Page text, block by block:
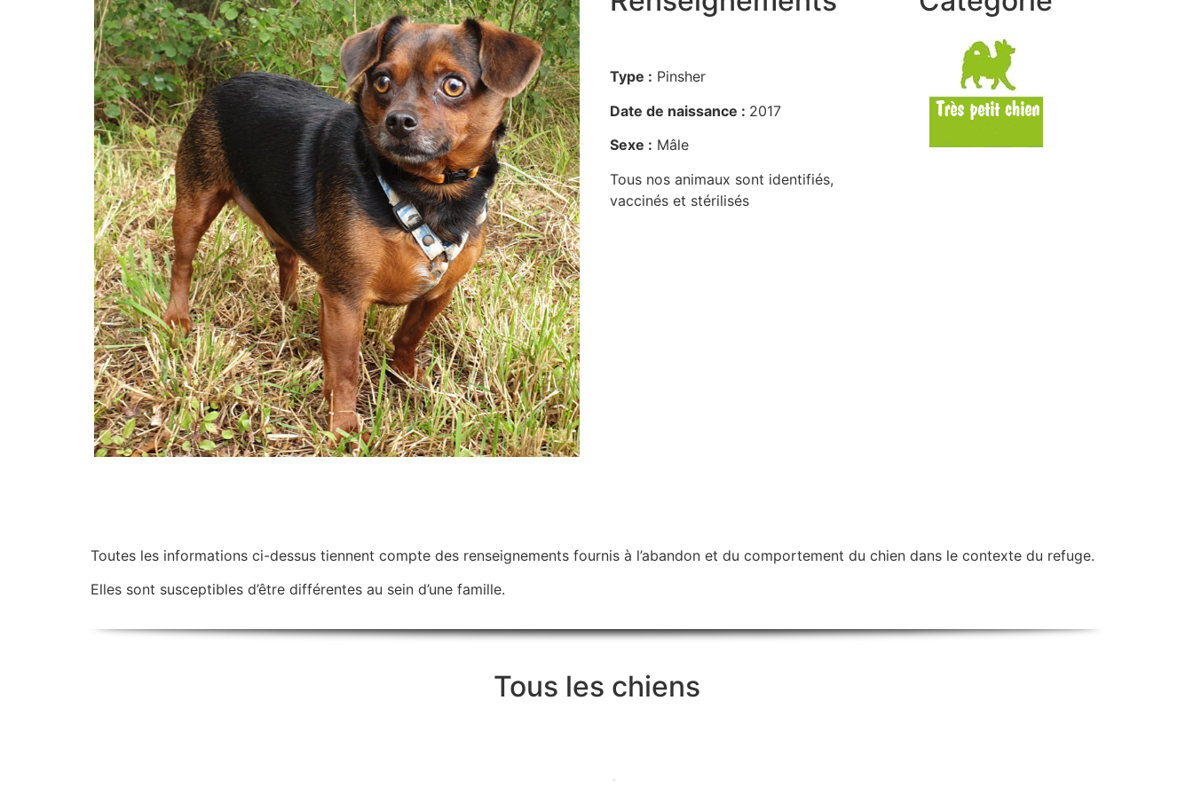
Type : Pinsher
Date de naissance : 2017
Sexe : Mâle
Tous nos animaux sont identifiés,
vaccinés et stérilisés
Toutes les informations ci-dessus tiennent compte des renseignements fournis à l’abandon et du comportement du chien dans le contexte du refuge.
Elles sont susceptibles d’être différentes au sein d’une famille.
Tous les chiens